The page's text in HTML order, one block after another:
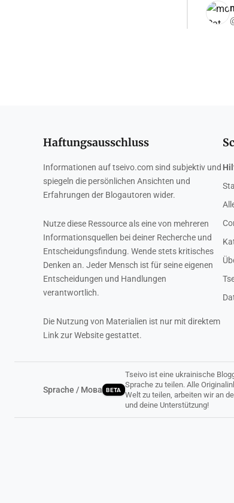
Haftungsausschluss
Informationen auf tseivo.com sind subjektiv und
spiegeln die persönlichen Ansichten und
Erfahrungen der Blogautoren wider.
Nutze diese Ressource als eine von mehreren
Informationsquellen bei deiner Recherche und
Entscheidungsfindung. Wende stets kritisches
Denken an. Jeder Mensch ist für seine eigenen
Entscheidungen und Handlungen
verantwortlich.
Die Nutzung von Materialien ist nur mit direktem
Link zur Website gestattet.
Sprache / Мова BETA
Tseivo ist eine ukrainische
Sprache zu teilen. Alle
Welt zu teilen, arbeiten wir an
und deine Unterstützung!